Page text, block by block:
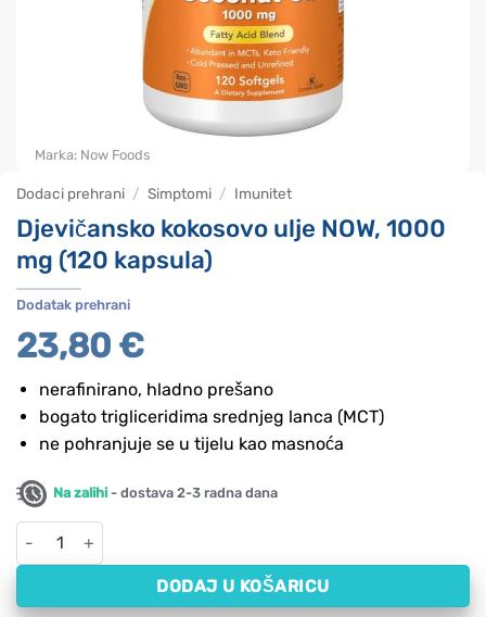
Dodaci prehrani / Simptomi / Imunitet
Djevičansko kokosovo ulje NOW, 1000
mg (120 kapsula)
Dodatak prehrani
23,80 €
nerafinirano, hladno prešano
bogato trigliceridima srednjeg lanca (MCT)
ne pohranjuje se u tijelu kao masnoća
Na zalihi - dostava 2-3 radna dana
Djevičansko kokosovo ulje NOW, 1000 mg (120 kapsula)
DODAJ U KOŠARICU
Marka: Now Foods